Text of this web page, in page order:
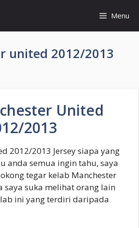
Menu
united 2012/2013
United
2013
2012/2013 Jersey siapa yang
anda semua ingin tahu, saya
tegar kelab Manchester
saya suka melihat orang lain
ini yang terdiri daripada